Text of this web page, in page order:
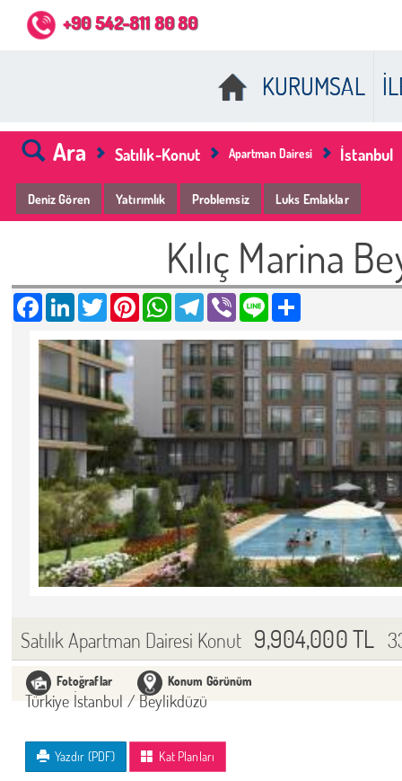
Mobility Galaxy
+90 542-811 80 80
KURUMSAL
Ara Satılık-Konut Apartman Dairesi İstanbul
Deniz Gören Yatırımlık Problemsiz Luks Emlaklar
Kılıç Marina
FacebookLinkedInTwitter PinterestWhatsAppTelegramViber Line Share
Satılık Apartman Dairesi Konut 9,904,000 TL
Fotoğraflar Konum Görünüm
Türkiye İstanbul / Beylikdüzü
Yazdır (PDF) Kat Planları